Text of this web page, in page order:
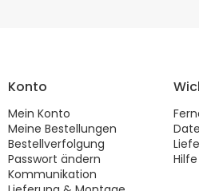
Konto
Mein Konto
Meine Bestellungen
Bestellverfolgung
Passwort ändern
Kommunikation
Hilfe